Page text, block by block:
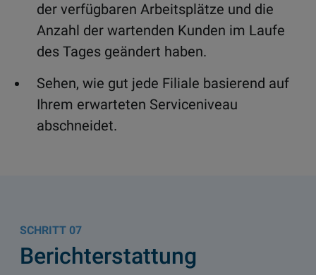
der verfügbaren Arbeitsplätze und die
Anzahl der wartenden Kunden im Laufe
des Tages geändert haben.
Sehen, wie gut jede Filiale basierend auf
Ihrem erwarteten Serviceniveau
abschneidet.
07
Berichterstattung